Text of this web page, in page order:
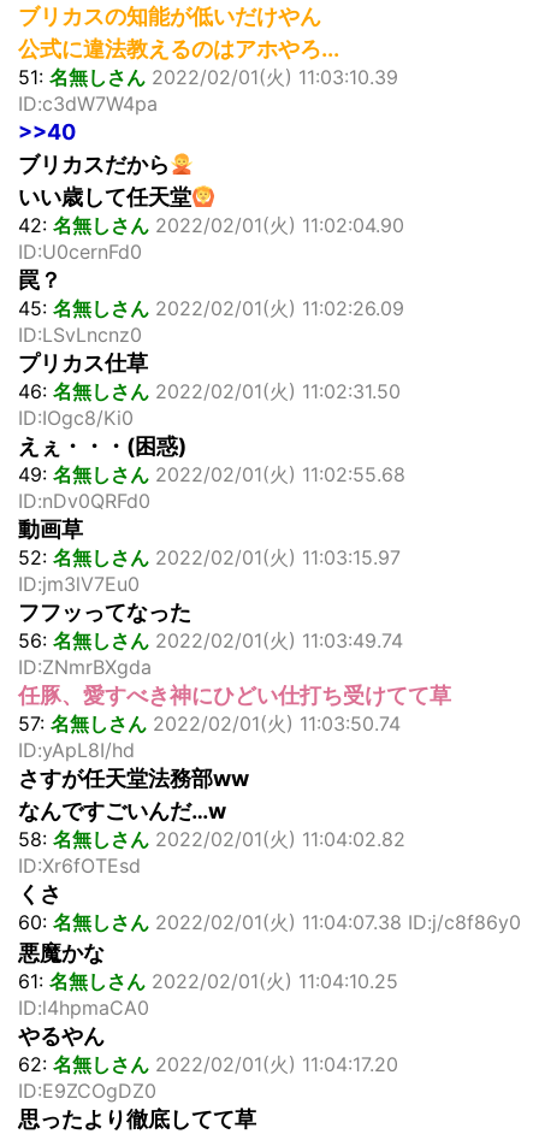
ブリカスの知能が低いだけやん
公式に違法教えるのはアホやろ...
51: 名無しさん 2022/02/01(火) 11:03:10.39
ID:c3dW7W4pa
>>40
ブリカスだから
いい歳して任天堂
42: 名無しさん 2022/02/01(火) 11:02:04.90
ID:U0cernFd0
罠？
45: 名無しさん 2022/02/01(火) 11:02:26.09
ID:LSvLncnz0
プリカス仕草
46: 名無しさん 2022/02/01(火) 11:02:31.50
ID:IOgc8/Ki0
えぇ・・・(困惑)
49: 名無しさん 2022/02/01(火) 11:02:55.68
ID:nDv0QRFd0
動画草
52: 名無しさん 2022/02/01(火) 11:03:15.97
ID:jm3lV7Eu0
フフッってなった
56: 名無しさん 2022/02/01(火) 11:03:49.74
ID:ZNmrBXgda
任豚、愛すべき神にひどい仕打ち受けてて草
57: 名無しさん 2022/02/01(火) 11:03:50.74
ID:yApL8I/hd
さすが任天堂法務部ww
なんですごいんだ…w
58: 名無しさん 2022/02/01(火) 11:04:02.82
ID:Xr6fOTEsd
くさ
60: 名無しさん 2022/02/01(火) 11:04:07.38 ID:j/c8f86y0
悪魔かな
61: 名無しさん 2022/02/01(火) 11:04:10.25
ID:l4hpmaCA0
やるやん
62: 名無しさん 2022/02/01(火) 11:04:17.20
ID:E9ZCOgDZ0
思ったより徹底してて草